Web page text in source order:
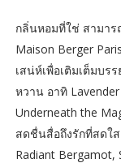
กลิ่นหอมที่ใช่ สามาร
Maison Berger
เสน่ห์เพื่อเติมเต็มบร
หวาน อาทิ
Underneath the
สดชื่นสื่อถึงรักที่สดใ
Radiant Bergamot,